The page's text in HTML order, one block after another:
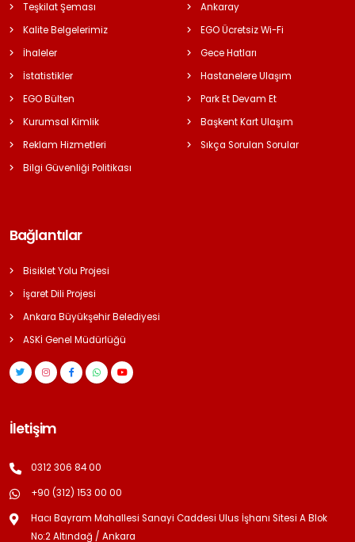
Teşkilat Şeması
Kalite Belgelerimiz
İhaleler
İstatistikler
EGO Bülten
Kurumsal Kimlik
Reklam Hizmetleri
Bilgi Güvenliği Politikası
Ankaray
EGO Ücretsiz Wi-Fi
Gece Hatları
Hastanelere Ulaşım
Park Et Devam Et
Başkent Kart Ulaşım
Sıkça Sorulan Sorular
Bağlantılar
Bisiklet Yolu Projesi
İşaret Dili Projesi
Ankara Büyükşehir Belediyesi
ASKİ Genel Müdürlüğü
İletişim
0312 306 84 00
+90 (312) 153 00 00
Hacı Bayram Mahallesi Sanayi Caddesi Ulus İşhanı Sitesi A Blok
No:2 Altındağ / Ankara